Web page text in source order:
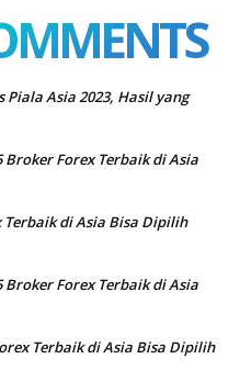
Asia 2023, Hasil yang
Broker Forex Terbaik di Asia
Terbaik di Asia Bisa Dipilih
Broker Forex Terbaik di Asia
Terbaik di Asia Bisa Dipilih